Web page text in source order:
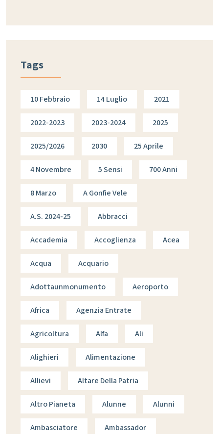
Tags
10 Febbraio 14 Luglio 2021
2022-2023 2023-2024 2025
2025/2026 2030 25 Aprile
4 Novembre 5 Sensi 700 Anni
8 Marzo A Gonfie Vele
A.s. 2024-25 Abbracci
Accademia Accoglienza Acea
Acqua Acquario
Adottaunmonumento Aeroporto
Africa Agenzia Entrate
Agricoltura Alfa Ali
Alighieri Alimentazione
Allievi Altare Della Patria
Altro Pianeta Alunne Alunni
Ambasciatore Ambassador